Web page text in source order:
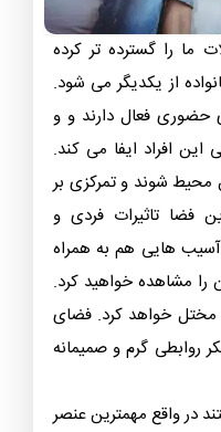
ما را گسترده تر کرده
از یکدیگر می شود.
حضوری فعال دارند و و
افراد ایفا می کند.
محیط شوند و تمرکزی بر
فضا تاثیرات فردی و
آسیب هایی هم به همراه
را مشاهده خواهید کرد.
مختل خواهد کرد. فضای
روابطی گرم و صمیمانه
در واقع مهمترین عنصر